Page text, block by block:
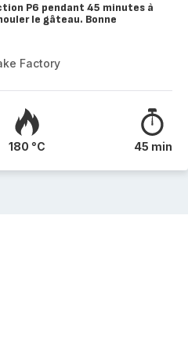
P6 pendant 45 minutes à
le gâteau. Bonne
Factory
180 °C 45 min